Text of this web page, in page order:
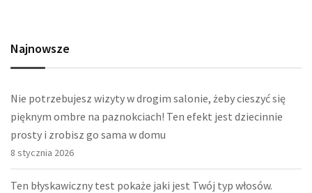
Najnowsze
Nie potrzebujesz wizyty w drogim salonie, żeby cieszyć się
pięknym ombre na paznokciach! Ten efekt jest dziecinnie
prosty i zrobisz go sama w domu
8 stycznia 2026
Ten błyskawiczny test pokaże jaki jest Twój typ włosów.